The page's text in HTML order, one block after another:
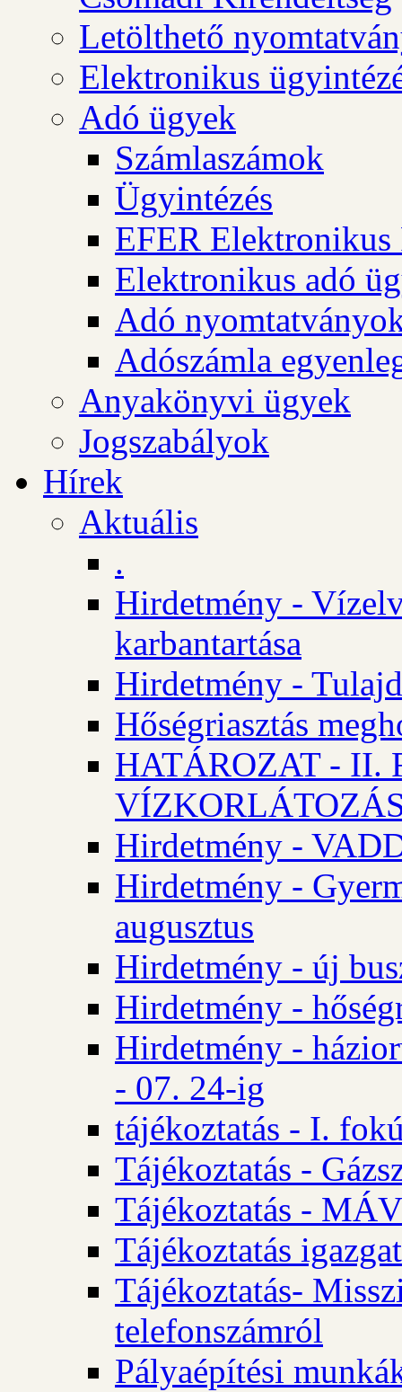
Letölthető
Elektronikus
Adó ügyek
Számlaszámok
Ügyintézés
EFER Elektronikus
Elektronikus adó
Adó
Adószámla
Anyakönyvi ügyek
Jogszabályok
Hírek
Aktuális
.
Hirdetmény -
karbantartása
Hirdetmény -
Hőségriasztás
HATÁROZAT - II.
Hirdetmény -
Hirdetmény -
augusztus
Hirdetmény - új
Hirdetmény -
Hirdetmény -
- 07. 24-ig
tájékoztatás - I.
Tájékoztatás -
Tájékoztatás -
Tájékoztatás
Tájékoztatás-
telefonszámról
Pályaépítési